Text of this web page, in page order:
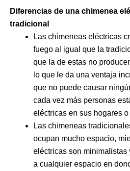
Diferencias de una chimenea
tradicional
Las chimeneas eléctricas
fuego al igual que la
que la de estas no
lo que le da una ventaja
que no puede causar
cada vez más personas
eléctricas en sus hogares
Las chimeneas
ocupan mucho espacio,
eléctricas son minimalistas
a cualquier espacio en